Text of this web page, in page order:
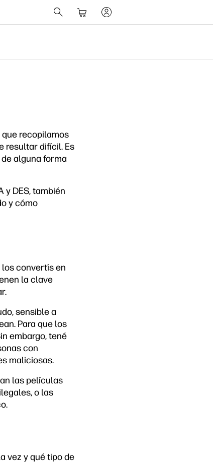
recopilamos
resultar difícil. Es
alguna forma
y DES, también
y cómo
convertís en
la clave
sensible a
Para que los
embargo, tené
con
maliciosas.
las películas
o las
vez y qué tipo de